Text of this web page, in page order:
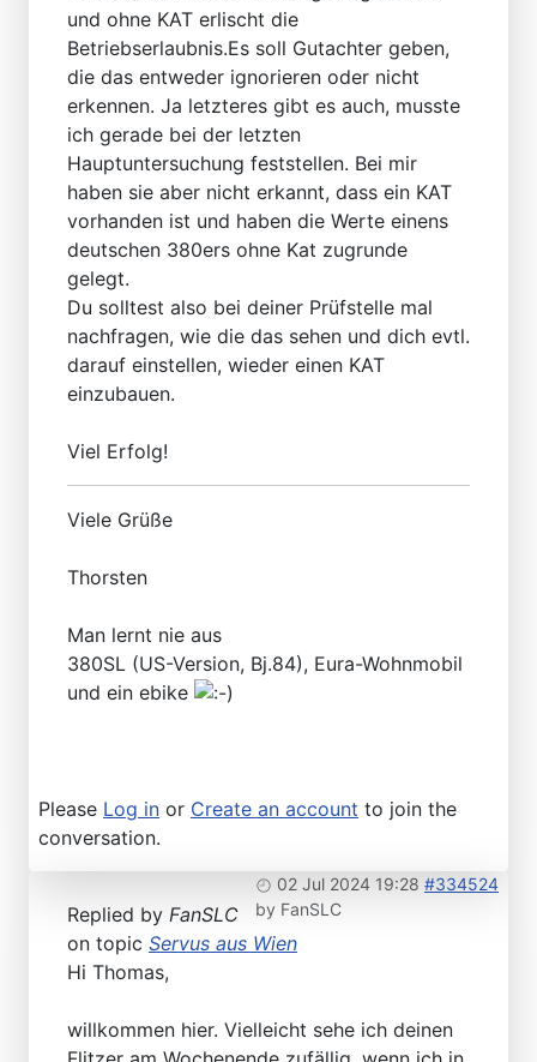
und ohne KAT erlischt die
Betriebserlaubnis.Es soll Gutachter geben,
die das entweder ignorieren oder nicht
erkennen. Ja letzteres gibt es auch, musste
ich gerade bei der letzten
Hauptuntersuchung feststellen. Bei mir
haben sie aber nicht erkannt, dass ein KAT
vorhanden ist und haben die Werte einens
deutschen 380ers ohne Kat zugrunde
gelegt.
Du solltest also bei deiner Prüfstelle mal
nachfragen, wie die das sehen und dich evtl.
darauf einstellen, wieder einen KAT
einzubauen.
Viel Erfolg!
Viele Grüße
Thorsten
Man lernt nie aus
380SL (US-Version, Bj.84), Eura-Wohnmobil
und ein ebike
Please Log in or Create an account to join the
conversation.
02 Jul 2024 19:28 #334524
by FanSLC
Replied by FanSLC
on topic Servus aus Wien
Hi Thomas,
willkommen hier. Vielleicht sehe ich deinen